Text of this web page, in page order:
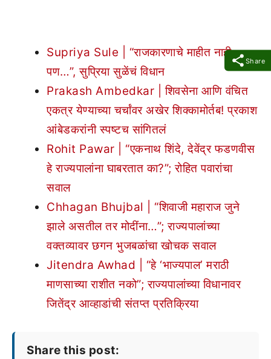
Share
Supriya Sule | “राजकारणाचे माहीत नाही;
पण…”, सुप्रिया सुळेंचं विधान
Prakash Ambedkar | शिवसेना आणि वंचित
एकत्र येण्याच्या चर्चांवर अखेर शिक्कामोर्तब! प्रकाश
आंबेडकरांनी स्पष्टच सांगितलं
Rohit Pawar | “एकनाथ शिंदे, देवेंद्र फडणवीस
हे राज्यपालांना घाबरतात का?”; रोहित पवारांचा
सवाल
Chhagan Bhujbal | “शिवाजी महाराज जुने
झाले असतील तर मोदींना…”; राज्यपालांच्या
वक्तव्यावर छगन भुजबळांचा खोचक सवाल
Jitendra Awhad | “हे ‘भाज्यपाल’ मराठी
माणसाच्या राशीत नको”; राज्यपालांच्या विधानावर
जितेंद्र आव्हाडांची संतप्त प्रतिक्रिया
Share this post: